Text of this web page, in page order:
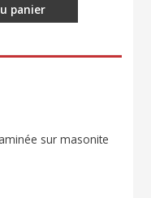
panier
sur masonite